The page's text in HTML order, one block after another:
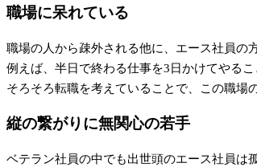
職場に呆れている
職場の人から疎外される他に、エース社員の
例えば、半日で終わる仕事を3日かけてやる
そろそろ転職を考えていることで、この職場
縦の繋がりに無関心の若手
ベテラン社員の中でも出世頭のエース社員は